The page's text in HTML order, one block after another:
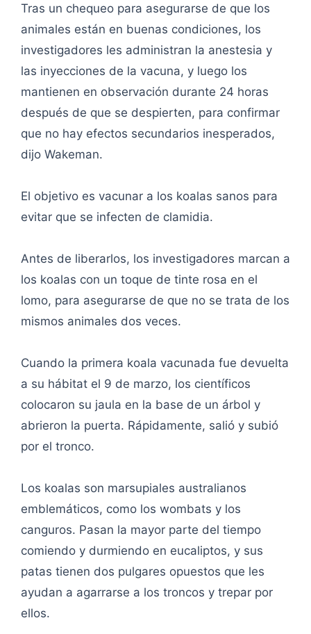
Tras un chequeo para asegurarse de que los
animales están en buenas condiciones, los
investigadores les administran la anestesia y
las inyecciones de la vacuna, y luego los
mantienen en observación durante 24 horas
después de que se despierten, para confirmar
que no hay efectos secundarios inesperados,
dijo Wakeman.
El objetivo es vacunar a los koalas sanos para
evitar que se infecten de clamidia.
Antes de liberarlos, los investigadores marcan a
los koalas con un toque de tinte rosa en el
lomo, para asegurarse de que no se trata de los
mismos animales dos veces.
Cuando la primera koala vacunada fue devuelta
a su hábitat el 9 de marzo, los científicos
colocaron su jaula en la base de un árbol y
abrieron la puerta. Rápidamente, salió y subió
por el tronco.
Los koalas son marsupiales australianos
emblemáticos, como los wombats y los
canguros. Pasan la mayor parte del tiempo
comiendo y durmiendo en eucaliptos, y sus
patas tienen dos pulgares opuestos que les
ayudan a agarrarse a los troncos y trepar por
ellos.